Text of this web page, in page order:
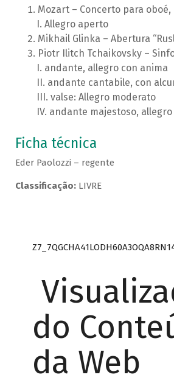
Mozart – Concerto para oboé,
Allegro aperto
Mikhail Glinka – Abertura
Piotr Ilitch Tchaikovsky –
andante, allegro con anima
andante cantabile, con
valse: Allegro moderato
andante majestoso, allegro
Ficha técnica
Eder Paolozzi – regente
Classificação:LIVRE
do
da Web